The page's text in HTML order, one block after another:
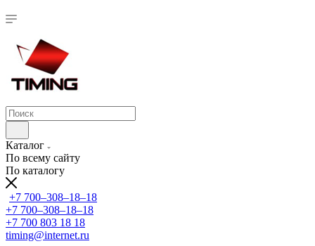
Каталог
По всему сайту
По каталогу
+7 700‒308‒18‒18
+7 700‒308‒18‒18
+7 700 803 18 18
timing@internet.ru